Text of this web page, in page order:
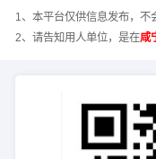
1、本平台仅供信息发布，不
2、请告知用人单位，是在咸